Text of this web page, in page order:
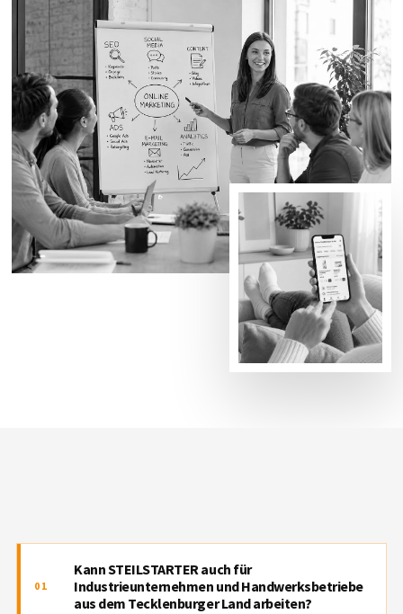
01
Kann STEILSTARTER auch für
Industrieunternehmen und Handwerksbetriebe
aus dem Tecklenburger Land arbeiten?